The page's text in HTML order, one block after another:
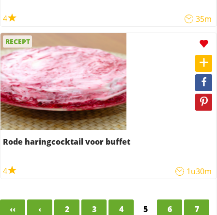
4 35m
RECEPT
Rode haringcocktail voor buffet
4 1u30m
‹‹ ‹ 2 3 4 5 6 7